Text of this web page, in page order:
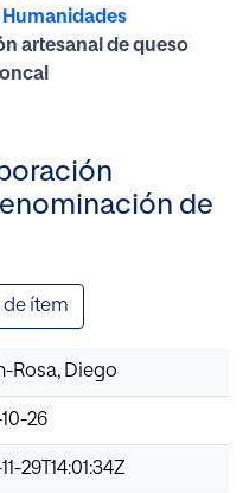
Humanidades
artesanal de queso
de
de ítem
Rosa, Diego
26
29T14:01:34Z